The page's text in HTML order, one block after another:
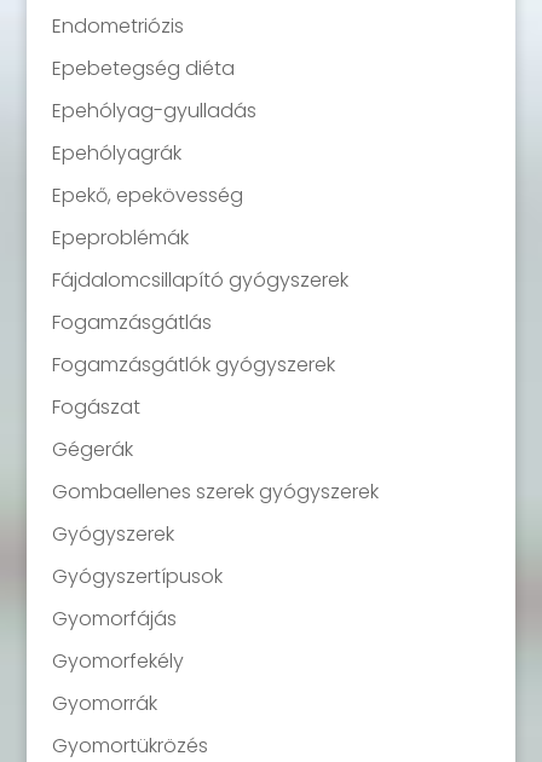
Endometriózis
Epebetegség diéta
Epehólyag-gyulladás
Epehólyagrák
Epekő, epekövesség
Epeproblémák
Fájdalomcsillapító gyógyszerek
Fogamzásgátlás
Fogamzásgátlók gyógyszerek
Fogászat
Gégerák
Gombaellenes szerek gyógyszerek
Gyógyszerek
Gyógyszertípusok
Gyomorfájás
Gyomorfekély
Gyomorrák
Gyomortükrözés